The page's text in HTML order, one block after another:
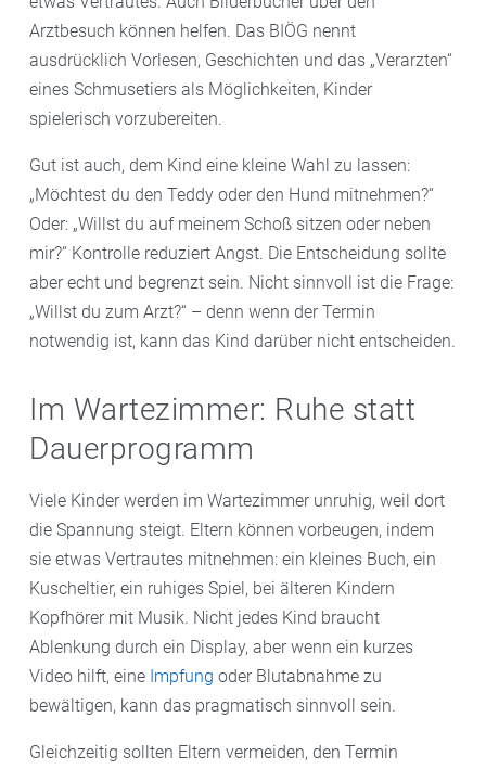
Arztbesuch können helfen. Das BIÖG nennt
ausdrücklich Vorlesen, Geschichten und das „Verarzten“
eines Schmusetiers als Möglichkeiten, Kinder
spielerisch vorzubereiten.
Gut ist auch, dem Kind eine kleine Wahl zu lassen:
„Möchtest du den Teddy oder den Hund mitnehmen?“
Oder: „Willst du auf meinem Schoß sitzen oder neben
mir?“ Kontrolle reduziert Angst. Die Entscheidung sollte
aber echt und begrenzt sein. Nicht sinnvoll ist die Frage:
„Willst du zum Arzt?“ – denn wenn der Termin
notwendig ist, kann das Kind darüber nicht entscheiden.
Im Wartezimmer: Ruhe statt
Dauerprogramm
Viele Kinder werden im Wartezimmer unruhig, weil dort
die Spannung steigt. Eltern können vorbeugen, indem
sie etwas Vertrautes mitnehmen: ein kleines Buch, ein
Kuscheltier, ein ruhiges Spiel, bei älteren Kindern
Kopfhörer mit Musik. Nicht jedes Kind braucht
Ablenkung durch ein Display, aber wenn ein kurzes
Video hilft, eine Impfung oder Blutabnahme zu
bewältigen, kann das pragmatisch sinnvoll sein.
Gleichzeitig sollten Eltern vermeiden, den Termin